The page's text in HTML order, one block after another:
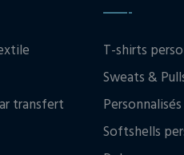
transfert
T-shirts
Sweats &
Personnalisés
Softshells